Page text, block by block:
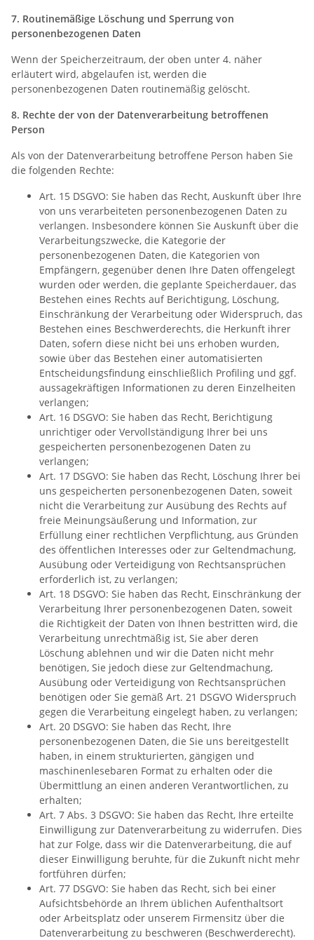
7. Routinemäßige Löschung und Sperrung von
personenbezogenen Daten
Wenn der Speicherzeitraum, der oben unter 4. näher
erläutert wird, abgelaufen ist, werden die
personenbezogenen Daten routinemäßig gelöscht.
8. Rechte der von der Datenverarbeitung betroffenen
Person
Als von der Datenverarbeitung betroffene Person haben Sie
die folgenden Rechte:
Art. 15 DSGVO: Sie haben das Recht, Auskunft über Ihre
von uns verarbeiteten personenbezogenen Daten zu
verlangen. Insbesondere können Sie Auskunft über die
Verarbeitungszwecke, die Kategorie der
personenbezogenen Daten, die Kategorien von
Empfängern, gegenüber denen Ihre Daten offengelegt
wurden oder werden, die geplante Speicherdauer, das
Bestehen eines Rechts auf Berichtigung, Löschung,
Einschränkung der Verarbeitung oder Widerspruch, das
Bestehen eines Beschwerderechts, die Herkunft ihrer
Daten, sofern diese nicht bei uns erhoben wurden,
sowie über das Bestehen einer automatisierten
Entscheidungsfindung einschließlich Profiling und ggf.
aussagekräftigen Informationen zu deren Einzelheiten
verlangen;
Art. 16 DSGVO: Sie haben das Recht, Berichtigung
unrichtiger oder Vervollständigung Ihrer bei uns
gespeicherten personenbezogenen Daten zu
verlangen;
Art. 17 DSGVO: Sie haben das Recht, Löschung Ihrer bei
uns gespeicherten personenbezogenen Daten, soweit
nicht die Verarbeitung zur Ausübung des Rechts auf
freie Meinungsäußerung und Information, zur
Erfüllung einer rechtlichen Verpflichtung, aus Gründen
des öffentlichen Interesses oder zur Geltendmachung,
Ausübung oder Verteidigung von Rechtsansprüchen
erforderlich ist, zu verlangen;
Art. 18 DSGVO: Sie haben das Recht, Einschränkung der
Verarbeitung Ihrer personenbezogenen Daten, soweit
die Richtigkeit der Daten von Ihnen bestritten wird, die
Verarbeitung unrechtmäßig ist, Sie aber deren
Löschung ablehnen und wir die Daten nicht mehr
benötigen, Sie jedoch diese zur Geltendmachung,
Ausübung oder Verteidigung von Rechtsansprüchen
benötigen oder Sie gemäß Art. 21 DSGVO Widerspruch
gegen die Verarbeitung eingelegt haben, zu verlangen;
Art. 20 DSGVO: Sie haben das Recht, Ihre
personenbezogenen Daten, die Sie uns bereitgestellt
haben, in einem strukturierten, gängigen und
maschinenlesebaren Format zu erhalten oder die
Übermittlung an einen anderen Verantwortlichen, zu
erhalten;
Art. 7 Abs. 3 DSGVO: Sie haben das Recht, Ihre erteilte
Einwilligung zur Datenverarbeitung zu widerrufen. Dies
hat zur Folge, dass wir die Datenverarbeitung, die auf
dieser Einwilligung beruhte, für die Zukunft nicht mehr
fortführen dürfen;
Art. 77 DSGVO: Sie haben das Recht, sich bei einer
Aufsichtsbehörde an Ihrem üblichen Aufenthaltsort
oder Arbeitsplatz oder unserem Firmensitz über die
Datenverarbeitung zu beschweren (Beschwerderecht).